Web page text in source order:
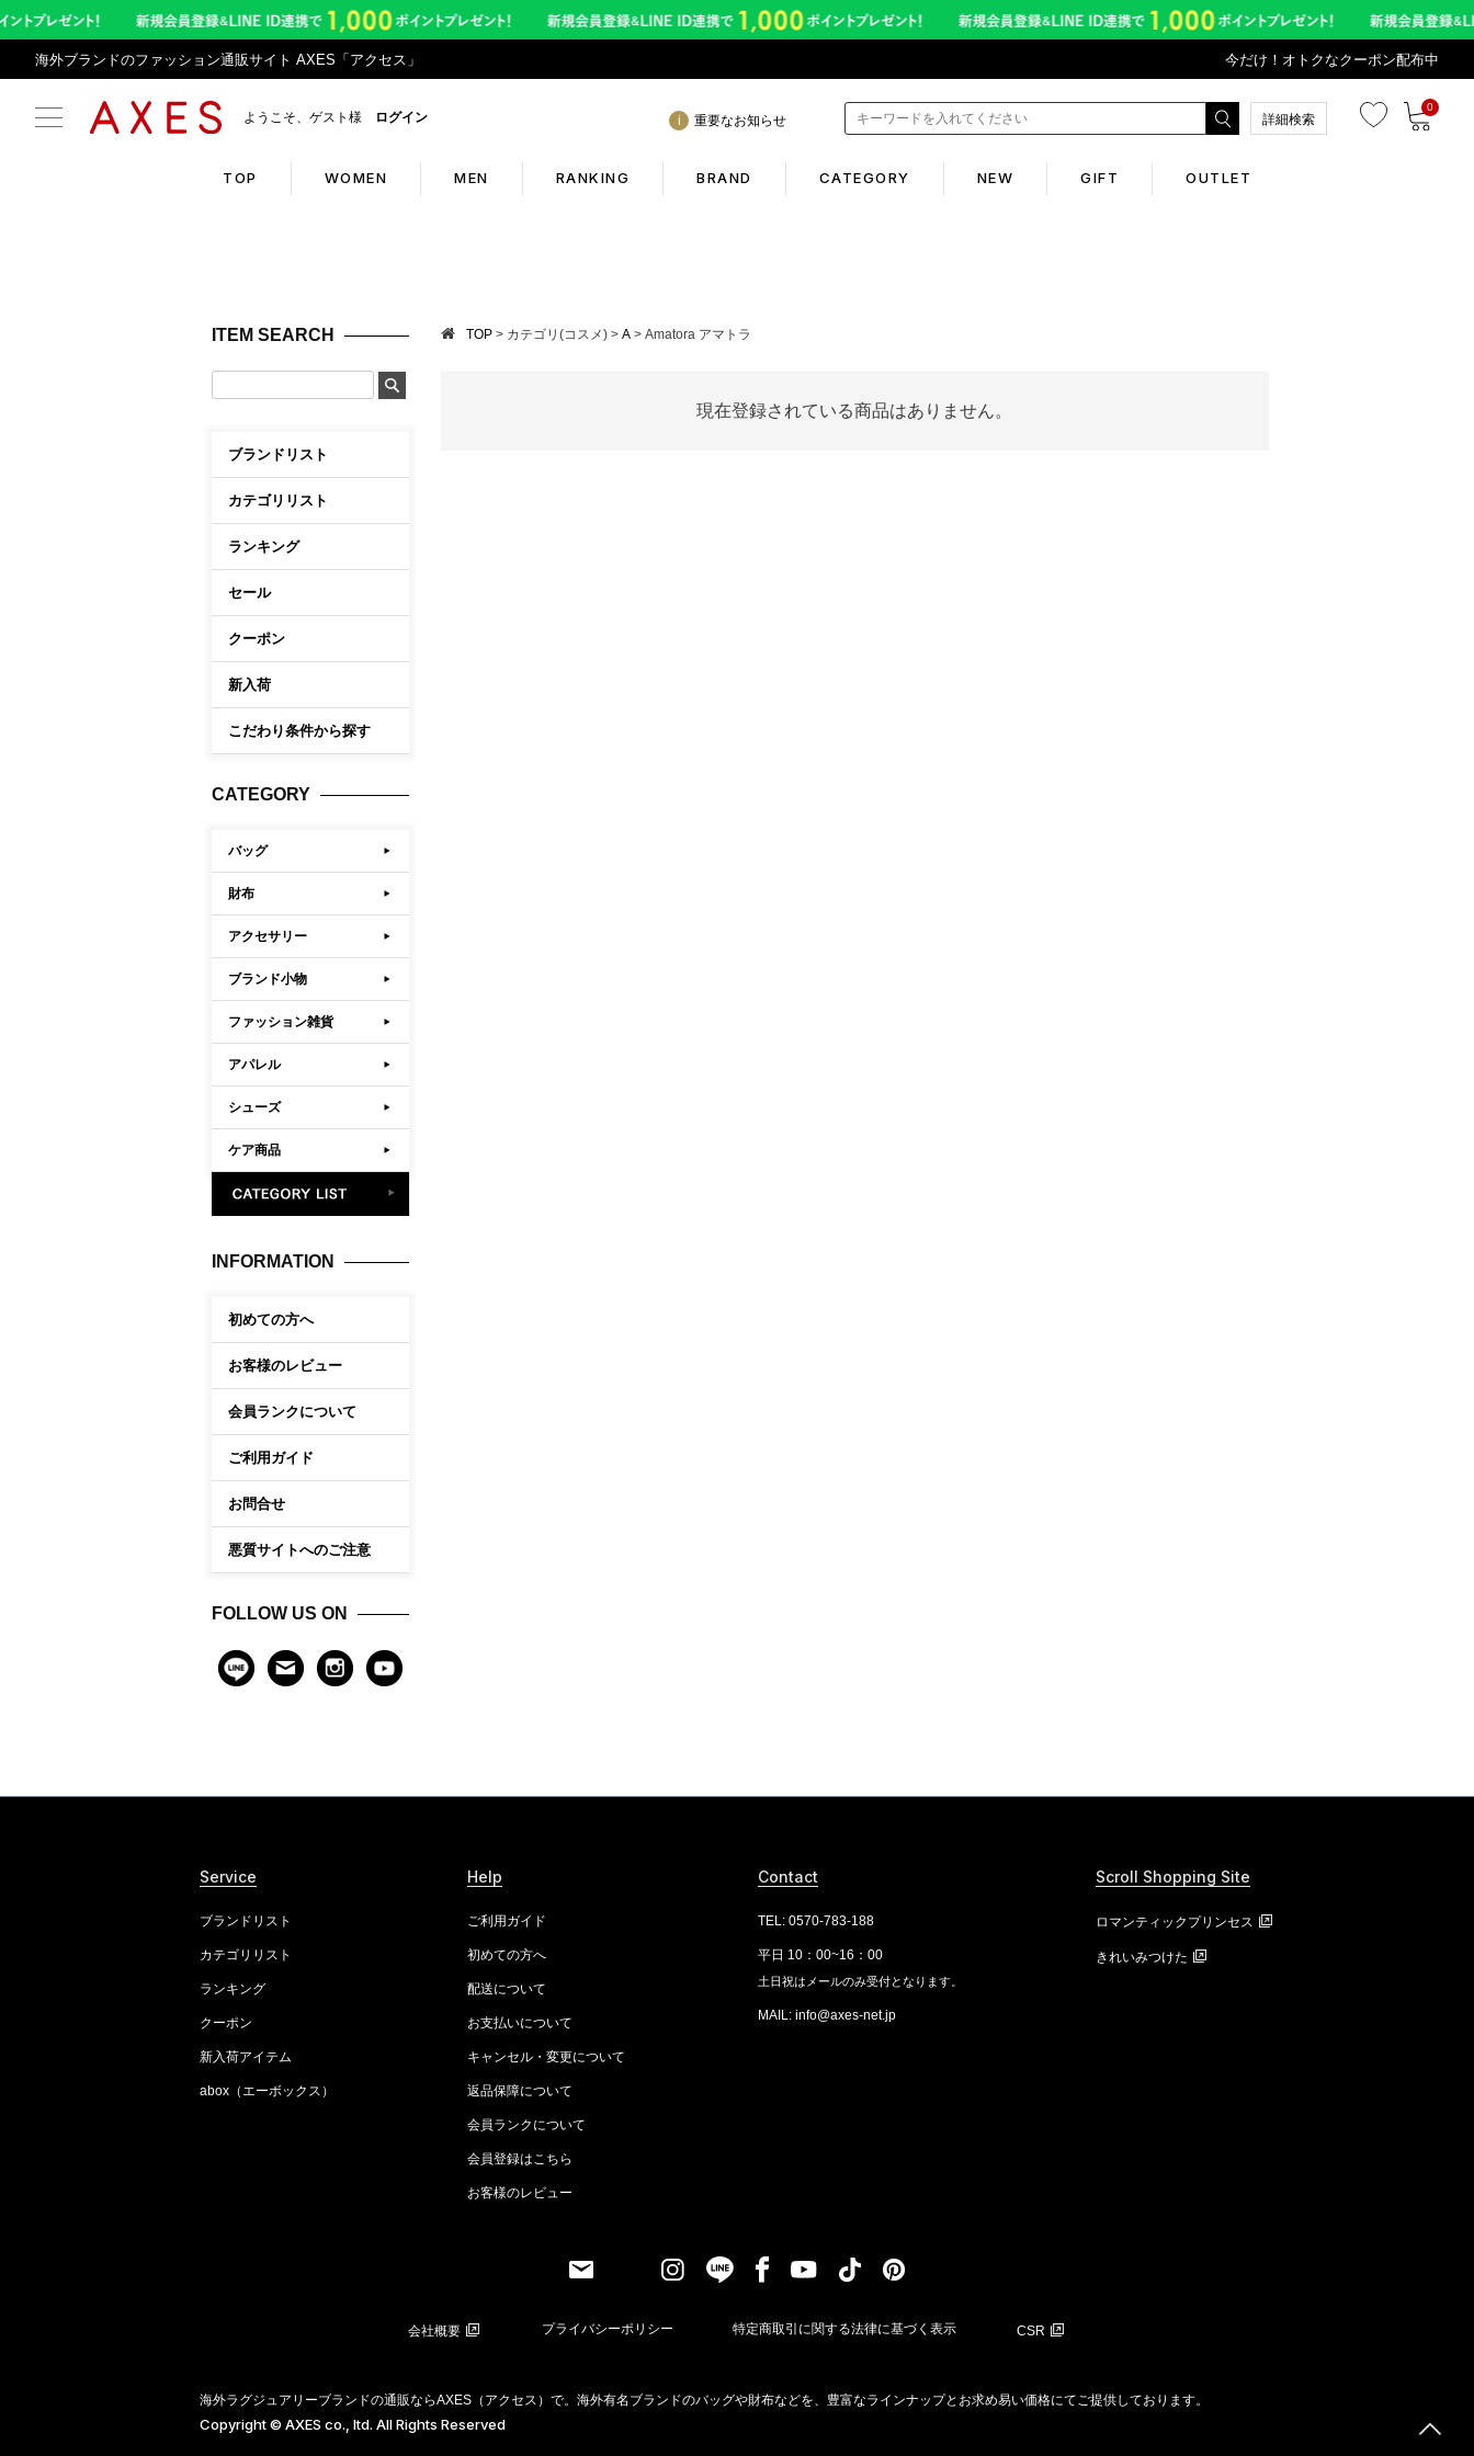
海外ブランドのファッション通販サイト AXES「アクセス」 今だけ！オトクなクーポン配布中
ようこそ、ゲスト様 ログイン 重要なお知らせ 詳細検索
0
TOP WOMEN MEN RANKING BRAND CATEGORY NEW GIFT OUTLET
こだわり条件から探す
お盆期間も休まず発送！営業について
返品保証について
ITEM SEARCH
ブランドリスト
カテゴリリスト
ランキング
セール
クーポン
新入荷
こだわり条件から探す
CATEGORY
バッグ
財布
アクセサリー
ブランド小物
ファッション雑貨
アパレル
シューズ
ケア商品
INFORMATION
初めての方へ
お客様のレビュー
会員ランクについて
ご利用ガイド
お問合せ
悪質サイトへのご注意
FOLLOW US ON
TOP カテゴリ(コスメ) A Amatora アマトラ
現在登録されている商品はありません。
Service
ブランドリスト
カテゴリリスト
ランキング
クーポン
新入荷アイテム
abox（エーボックス）
Help
ご利用ガイド
初めての方へ
配送について
お支払いについて
キャンセル・変更について
返品保障について
会員ランクについて
会員登録はこちら
お客様のレビュー
Contact
TEL: 0570-783-188
平日 10：00~16：00
土日祝はメールのみ受付となります。
MAIL: info@axes-net.jp
Scroll Shopping Site
ロマンティックプリンセス
きれいみつけた
会社概要 プライバシーポリシー 特定商取引に関する法律に基づく表示 CSR
海外ラグジュアリーブランドの通販ならAXES（アクセス）で。海外有名ブランドのバッグや財布などを、豊富なラインナップとお求め易い価格にてご提供しております。
Copyright © AXES co., ltd. All Rights Reserved